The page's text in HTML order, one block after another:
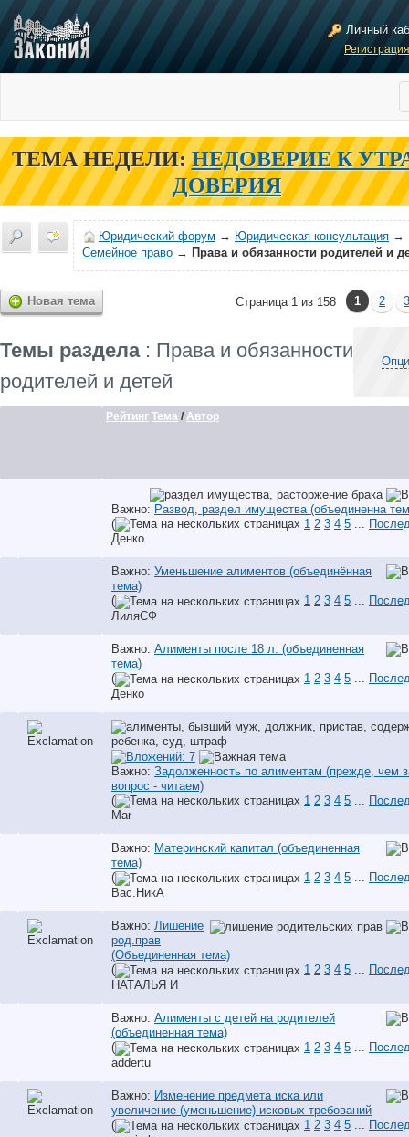
Личный
ТЕМА НЕДЕЛИ: НЕДОВЕРИЕ К
ДОВЕРИЯ
Юридический форум → Юридическая консультация →
Семейное право → Права и обязанности родителей и
Новая тема Страница 1 из 158 1 2 3
Темы раздела: Права и обязанности
родителей и детей
Рейтинг Тема / Автор
Важно: Развод, раздел имущества (объединенна
(
1 2 3 4 5
Денко
Важно: Уменьшение алиментов (объединённая
тема)
(
1 2 3 4 5 ...
ЛиляСФ
Важно: Алименты после 18 л. (объединенная
тема)
(
1 2 3 4 5 ...
Денко
Важно: Задолженность по алиментам (прежде, чем
вопрос - читаем)
(
1 2 3 4 5
Mar
Важно: Материнский капитал (объединенная
тема)
(
1 2 3 4 5 ...
Вас.НикА
Важно: Лишение
род.прав
(Объединенная тема)
(
1 2 3 4 5 ...
НАТАЛЬЯ И
Важно: Алименты с детей на родителей
(объединенная тема)
(
1 2 3 4 5 ...
addertu
Важно: Изменение предмета иска или
увеличение (уменьшение) исковых требований
(
1 2 3 4 5 ...